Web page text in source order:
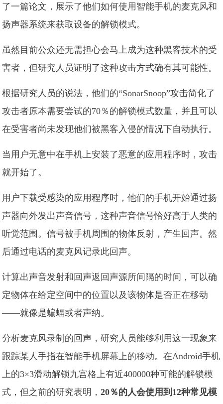
了一篇论文，展示了他们如何使用智能手机的麦克风和
扬声器系统来获取设备的解锁模式。
虽然目前公众还无需担心会马上成为这种黑客技术的受
害者，但研究人员证明了这种攻击方式确有其可能性。
根据研究人员的说法，他们的“SonarSnoop”攻击简化了
攻击者原本需要尝试的70％的解锁模式数量，并且可以
在受害者尚未发现他们被黑客入侵的情况下自动执行。
当用户无意中在手机上安装了恶意的应用程序时，攻击
就开始了。
用户下载受感染的应用程序时，他们的手机开始通过扬
声器向外发出声音信号，这种声音信号恰好高于人类的
听觉范围。信号被手机周围的物体反射，产生回声。然
后通过电话的麦克风记录此回声。
计算出声音发射和回声返回声源所间隔的时间，可以确
定物体在给定空间中的位置以及该物体是否正在移动
——就像是蝙蝠或者声纳。
分析麦克风录制的回声，研究人员能够利用这一现象来
跟踪某人手指在智能手机屏幕上的移动。在Android手机
上的3×3滑动解锁九宫格上有近400000种可能的解锁模
式，但之前的研究表明，20％的人会使用到12种常见模